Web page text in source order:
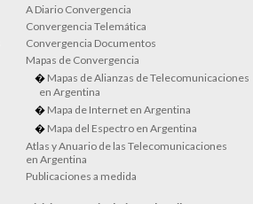
A Diario Convergencia
Convergencia Telemática
Convergencia Documentos
Mapas de Convergencia
Mapas de Alianzas de Telecomunicaciones
en Argentina
Mapa de Internet en Argentina
Mapa del Espectro en Argentina
Atlas y Anuario de las Telecomunicaciones
en Argentina
Publicaciones a medida